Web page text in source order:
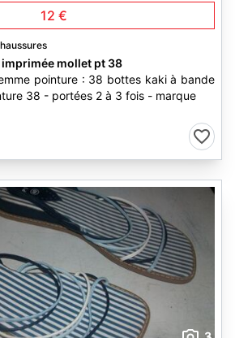
12 €
mollet pt 38
pointure : 38 bottes kaki à bande
38 - portées 2 à 3 fois - marque